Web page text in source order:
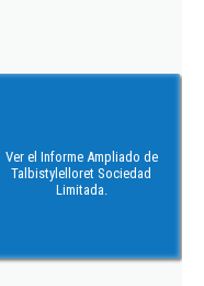
Ver el Informe Ampliado de
Talbistylelloret Sociedad
Limitada.